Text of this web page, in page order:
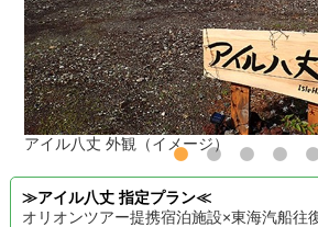
アイル八丈 外観（イメージ）
≫アイル八丈 指定プラン≪
オリオンツアー提携宿泊施設×東海汽船往